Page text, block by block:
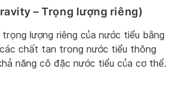
– Trọng lượng riêng)
lượng riêng của nước tiểu bằng
chất tan trong nước tiểu thông
năng cô đặc nước tiểu của cơ thể.